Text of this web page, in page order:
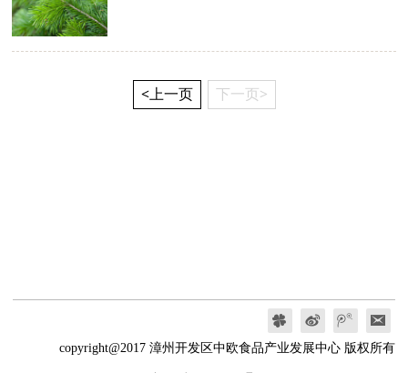
<上一页 下一页>
copyright@2017 漳州开发区中欧食品产业发展中心 版权所有